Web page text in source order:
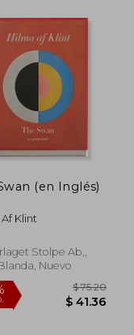
(en Inglés)
Klint
Stolpe Ab,,
Nuevo